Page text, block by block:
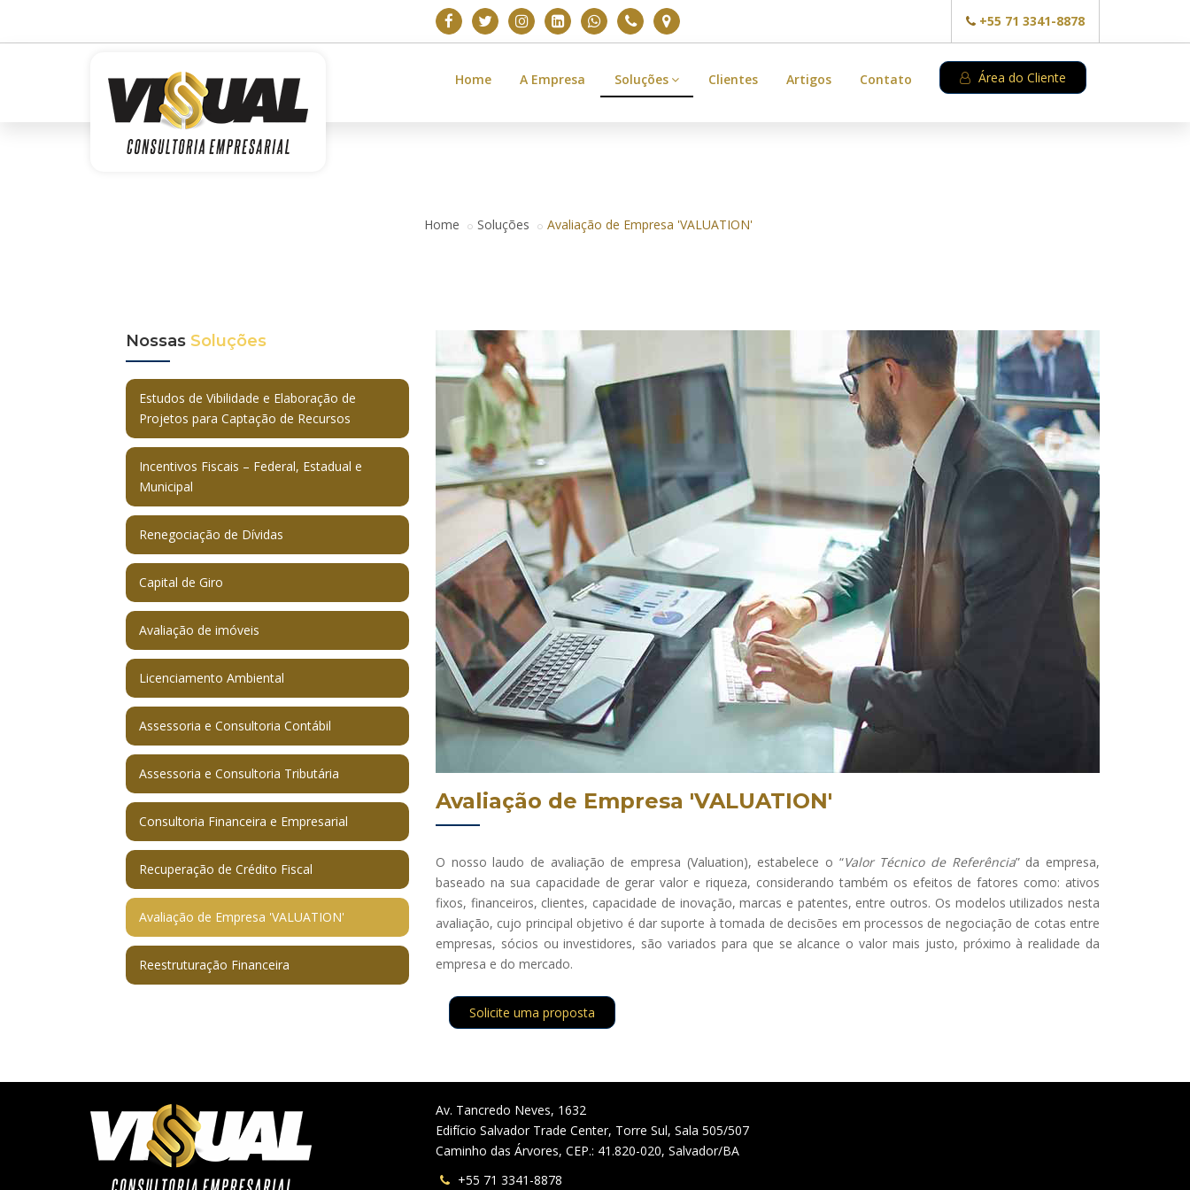
+55 71 3341-8878
Home A Empresa Soluções Clientes Artigos Contato Área do Cliente
Home Soluções Avaliação de Empresa 'VALUATION'
Avaliação de Empresa 'VALUATION'
O nosso laudo de avaliação de empresa (Valuation), estabelece o “Valor Técnico de Referência” da empresa,
baseado na sua capacidade de gerar valor e riqueza, considerando também os efeitos de fatores como: ativos
fixos, financeiros, clientes, capacidade de inovação, marcas e patentes, entre outros. Os modelos utilizados nesta
avaliação, cujo principal objetivo é dar suporte à tomada de decisões em processos de negociação de cotas entre
empresas, sócios ou investidores, são variados para que se alcance o valor mais justo, próximo à realidade da
empresa e do mercado.
Solicite uma proposta
Nossas Soluções
Estudos de Vibilidade e Elaboração de
Projetos para Captação de Recursos
Incentivos Fiscais – Federal, Estadual e
Municipal
Renegociação de Dívidas
Capital de Giro
Avaliação de imóveis
Licenciamento Ambiental
Assessoria e Consultoria Contábil
Assessoria e Consultoria Tributária
Consultoria Financeira e Empresarial
Recuperação de Crédito Fiscal
Avaliação de Empresa 'VALUATION'
Reestruturação Financeira
Av. Tancredo Neves, 1632
Edifício Salvador Trade Center, Torre Sul, Sala 505/507
Caminho das Árvores, CEP.: 41.820-020, Salvador/BA
+55 71 3341-8878